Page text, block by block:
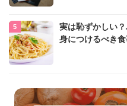
実は恥ずかしい
身につけるべき